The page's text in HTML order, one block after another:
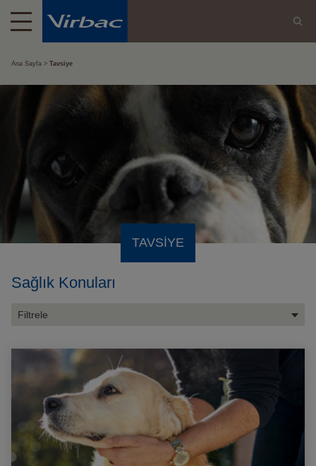
Ana Sayfa Tavsiye
TAVSIYE
Sağlık Konuları
Filtrele